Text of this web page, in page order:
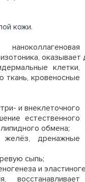
кожи.
оказывает
клетки,
ткань, кровеносные
и внеклеточного
естественного
обмена;
желёз, дренажные
сыпь;
и